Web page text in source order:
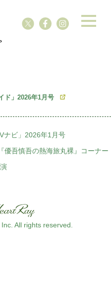
ド」2026年1月号
ナビ」2026年1月号
優吾慎吾の熱海旅丸裸』コーナー
All rights reserved.